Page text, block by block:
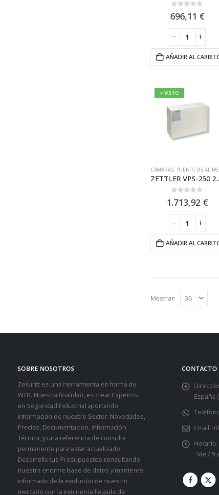
696,11 €
AÑADIR AL
+ VISTO
CÁMARAS, FUENTE DE ALIMENTACIÓN EN54
ZETTLER VPS-250 2A /
1.713,92 €
AÑADIR AL
Mostrar:
SOBRE NOSOTROS
Zekuritt es una herramienta en forma de
WEB. Nuestra finalidad, es crear Expertos
en Seguridad Industrial aportando
información de nuestro Sector: Novedades,
Precios, Documentación, Información
Técnica, y una referencia de consulta
permanente para estar actualizado.
Desarrolla tus Presupuestos consultando
nuestra enorme base de datos y mantente
informado de la evolución de nuestro
mercado con la inminente llegada de
CONTACTO
España
Email:
Horario:
· Vie / 9